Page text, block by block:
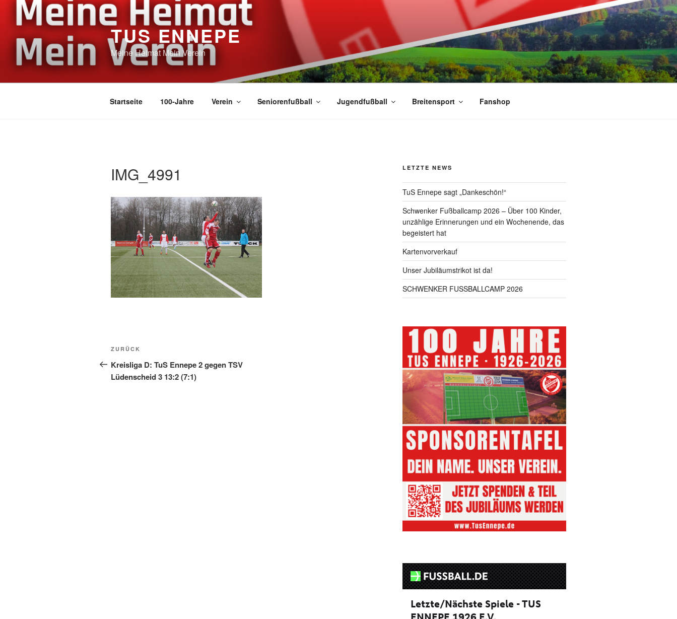
Zum
springen
TUS ENNEPE
Meine Heimat Mein Verein
Startseite 100-Jahre Verein Seniorenfußball Jugendfußball Breitensport Fanshop
IMG_4991
Beitragsnavigation
Vorheriger
Beitrag
ZURÜCK
Kreisliga D: TuS Ennepe 2 gegen TSV
Lüdenscheid 3 13:2 (7:1)
LETZTE NEWS
TuS Ennepe sagt „Dankeschön!“
Schwenker Fußballcamp 2026 – Über 100 Kinder,
unzählige Erinnerungen und ein Wochenende, das
begeistert hat
Kartenvorverkauf
Unser Jubiläumstrikot ist da!
SCHWENKER FUSSBALLCAMP 2026